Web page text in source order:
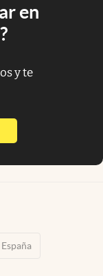
en
y te
en nueva pestaña
España